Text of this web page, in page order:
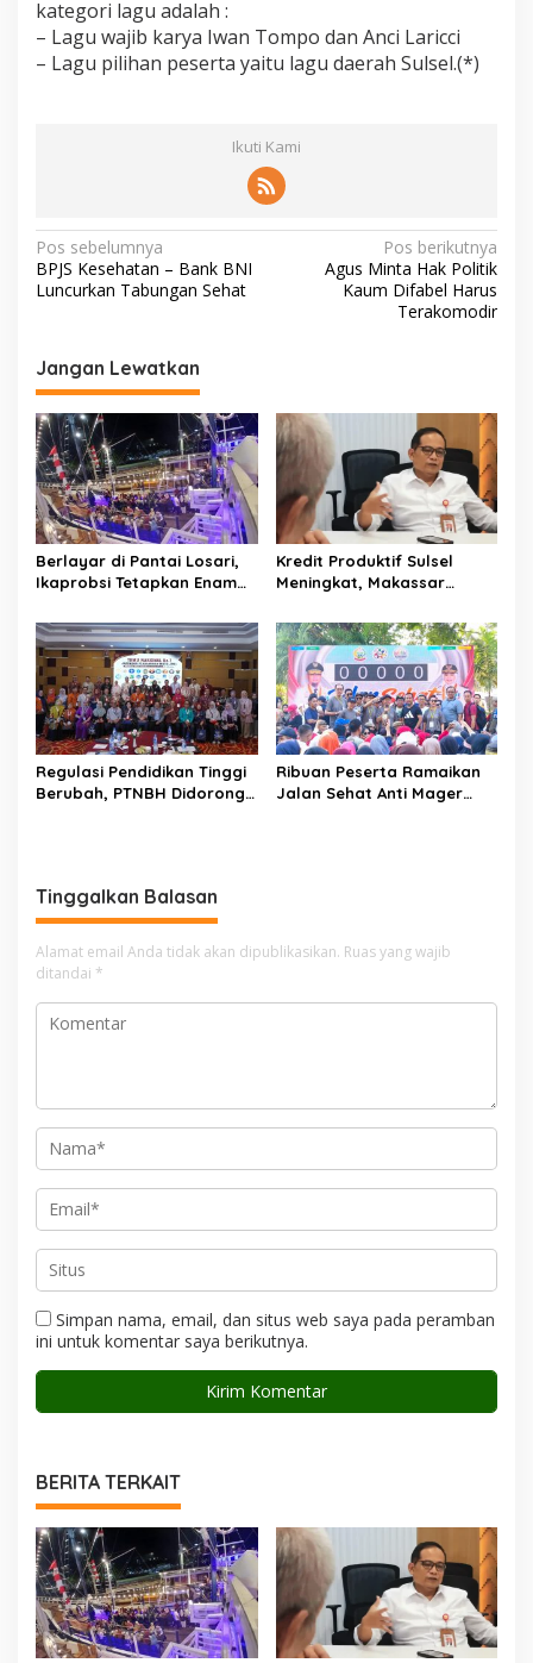
kategori lagu adalah :
– Lagu wajib karya Iwan Tompo dan Anci Laricci
– Lagu pilihan peserta yaitu lagu daerah Sulsel.(*)
Ikuti Kami
N
a
i
g
a
s
i
p
o
s
Pos sebelumnya
BPJS Kesehatan – Bank BNI
Luncurkan Tabungan Sehat
Pos berikutnya
Agus Minta Hak Politik
Kaum Difabel Harus
Terakomodir
Jangan Lewatkan
Berlayar di Pantai Losari,
Ikaprobsi Tetapkan Enam
Indonesia
Kredit Produktif Sulsel
Meningkat, Makassar
Regulasi Pendidikan Tinggi
Berubah, PTNBH Didorong
Ribuan Peserta Ramaikan
Jalan Sehat Anti Mager
Tinggalkan Balasan
Alamat email Anda tidak akan dipublikasikan. Ruas yang wajib
ditandai *
Simpan nama, email, dan situs web saya pada peramban
ini untuk komentar saya berikutnya.
BERITA TERKAIT